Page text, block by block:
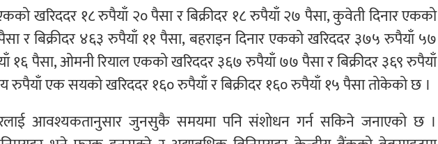
खरिददर १८ रुपैयाँ २० पैसा र बिक्रीदर १८ रुपैयाँ २७ पैसा, कुवेती दिनार एकको
र बिक्रीदर ४६३ रुपैयाँ ११ पैसा, बहराइन दिनार एकको खरिददर ३७५ रुपैयाँ ५७
१६ पैसा, ओमनी रियाल एकको खरिददर ३६७ रुपैयाँ ७७ पैसा र बिक्रीदर ३६९ रुपैयाँ
रुपैयाँ एक सयको खरिददर १६० रुपैयाँ र बिक्रीदर १६० रुपैयाँ १५ पैसा तोकेको छ ।
आवश्यकतानुसार जुनसुकै समयमा पनि संशोधन गर्न सकिने जनाएको छ ।